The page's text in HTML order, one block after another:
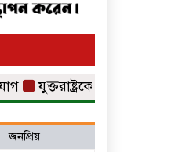
যুক্তরাষ্ট্রকে মধ্যপ্রাচ্য অঞ্চল
জনপ্রিয়